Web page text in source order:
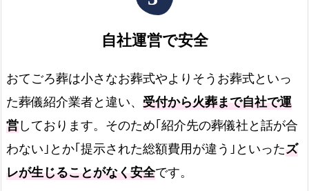
式
ラ
岡
市
中
央
区
自社運営で安全
おてごろ葬は小さなお葬式やよりそうお葬式といっ
た葬儀紹介業者と違い、 受付から火葬まで自社で運
営しております。そのため｢紹介先の葬儀社と話が合
わない｣とか｢提示された総額費用が違う｣といったズ
レが生じることがなく安全です。